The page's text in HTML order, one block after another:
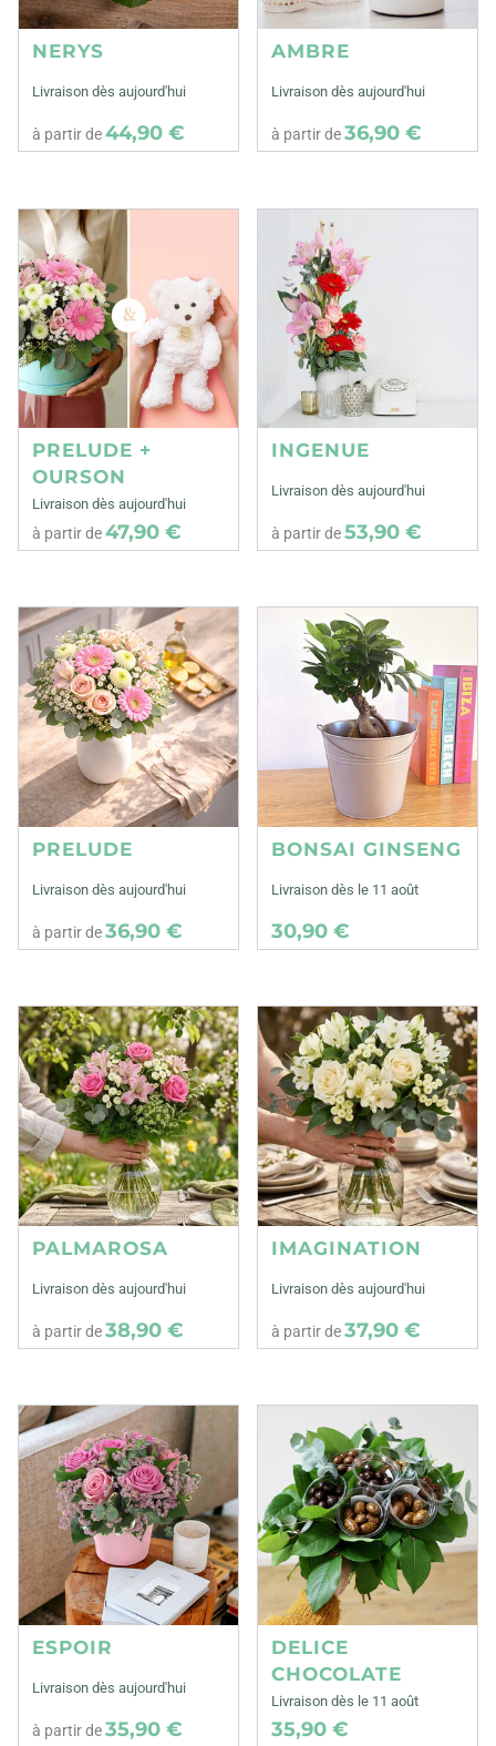
NERYS
Livraison dès aujourd'hui
à partir de44,90 €
AMBRE
Livraison dès aujourd'hui
à partir de36,90 €
PRELUDE +
OURSON
Livraison dès aujourd'hui
à partir de47,90 €
INGENUE
Livraison dès aujourd'hui
à partir de53,90 €
PRELUDE
Livraison dès aujourd'hui
à partir de36,90 €
BONSAI GINSENG
Livraison dès le 11 août
30,90 €
PALMAROSA
Livraison dès aujourd'hui
à partir de38,90 €
IMAGINATION
Livraison dès aujourd'hui
à partir de37,90 €
ESPOIR
Livraison dès aujourd'hui
à partir de35,90 €
DELICE
CHOCOLATE
Livraison dès le 11 août
35,90 €